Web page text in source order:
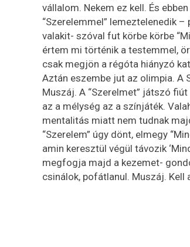
vállalom. Nekem ez kell. És
“Szerelemmel” lemeztelenedik
valakit- szóval fut körbe körbe
értem mi történik a testemmel,
csak megjön a régóta hiányzó
Aztán eszembe jut az olimpia. A
Muszáj. A “Szerelmet” játszó
az a mélység az a színjáték.
mentalitás miatt nem tudnak
“Szerelem” úgy dönt, elmegy
amin keresztül végül távozik
megfogja majd a kezemet-
csinálok, pofátlanul. Muszáj. Kell